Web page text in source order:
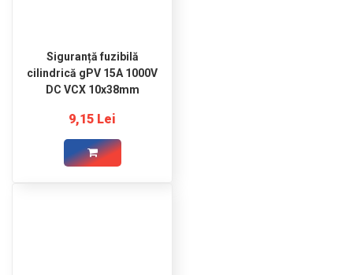
Siguranță fuzibilă
cilindrică gPV 15A 1000V
DC VCX 10x38mm
9,15 Lei